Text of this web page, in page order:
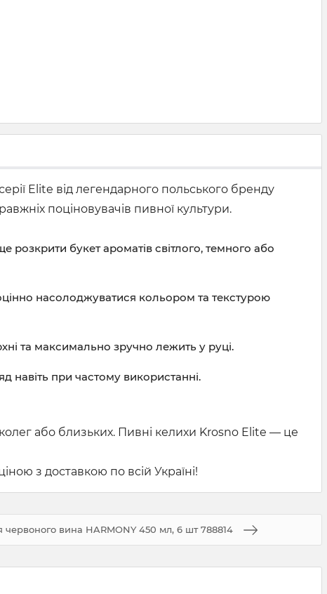
Elite від легендарного польського бренду
поціновувачів пивної культури.
букет ароматів світлого, темного або
насолоджуватися кольором та текстурою
та максимально зручно лежить у руці.
навіть при частому використанні.
або близьких. Пивні келихи Krosno Elite — це
з доставкою по всій Україні!
червоного вина HARMONY 450 мл, 6 шт 788814